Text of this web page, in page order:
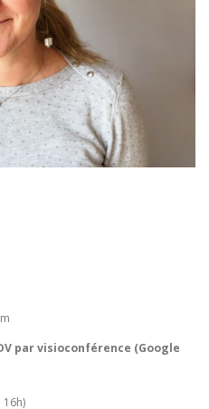
par visioconférence (Google